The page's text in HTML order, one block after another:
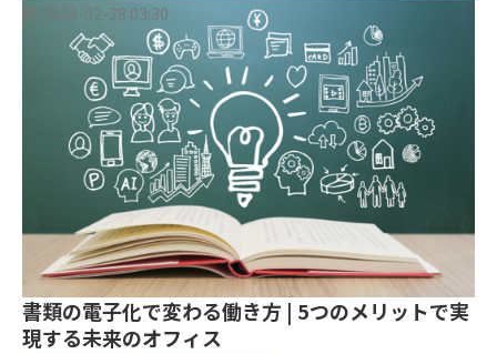
2024-02-28 03:30
書類の電子化で変わる働き方 | 5つのメリットで実
現する未来のオフィス